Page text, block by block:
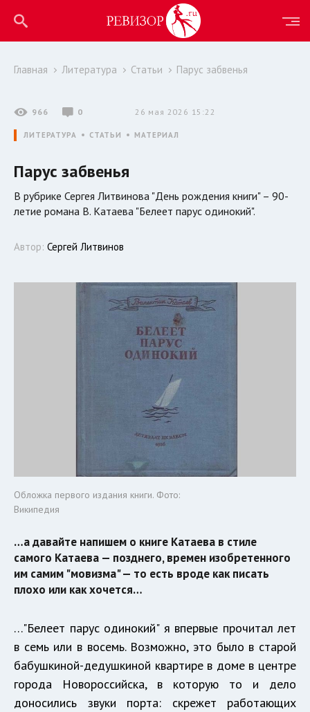
Главная Литература Статьи Парус забвенья
966 0 26 мая 2026 15:22
ЛИТЕРАТУРА СТАТЬИ МАТЕРИАЛ
Парус забвенья
В рубрике Сергея Литвинова "День рождения книги" – 90-
летие романа В. Катаева "Белеет парус одинокий".
Автор: Сергей Литвинов
Обложка первого издания книги. Фото:
Википедия
…а давайте напишем о книге Катаева в стиле
самого Катаева — позднего, времен изобретенного
им самим "мовизма" — то есть вроде как писать
плохо или как хочется…
…"Белеет парус одинокий" я впервые прочитал лет
в семь или в восемь. Возможно, это было в старой
бабушкиной-дедушкиной квартире в доме в центре
города Новороссийска, в которую то и дело
доносились звуки порта: скрежет работающих